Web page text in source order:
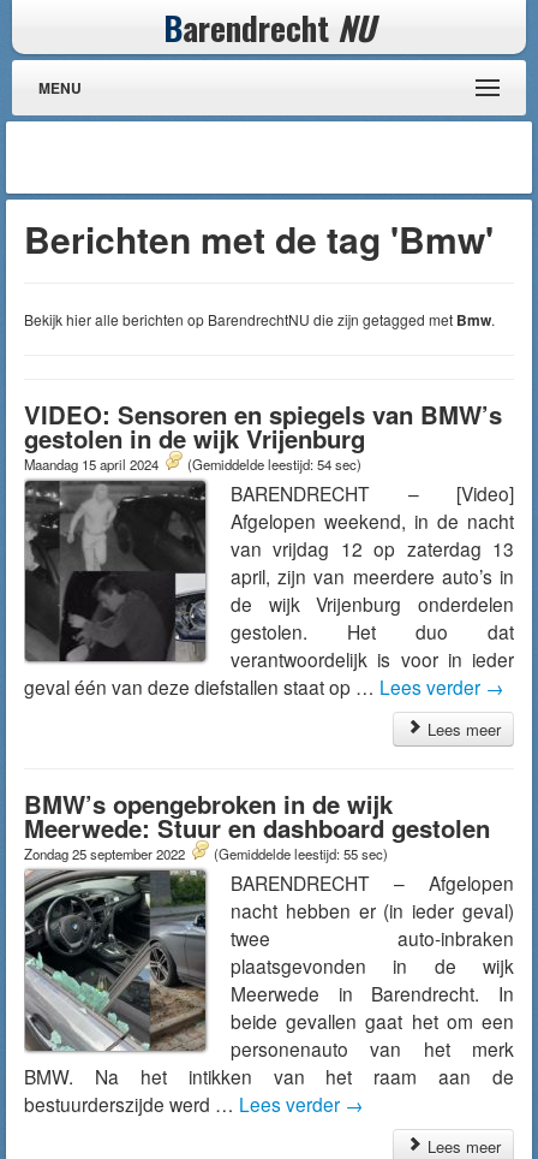
Barendrecht NU
MENU
Berichten met de tag 'Bmw'
Bekijk hier alle berichten op BarendrechtNU die zijn getagged met Bmw.
VIDEO: Sensoren en spiegels van BMW’s
gestolen in de wijk Vrijenburg
Maandag 15 april 2024 (Gemiddelde leestijd: 54 sec)
BARENDRECHT – [Video]
Afgelopen weekend, in de nacht
van vrijdag 12 op zaterdag 13
april, zijn van meerdere auto’s in
de wijk Vrijenburg onderdelen
gestolen. Het duo dat
verantwoordelijk is voor in ieder
geval één van deze diefstallen staat op … Lees verder →
Lees meer
BMW’s opengebroken in de wijk
Meerwede: Stuur en dashboard gestolen
Zondag 25 september 2022 (Gemiddelde leestijd: 55 sec)
BARENDRECHT – Afgelopen
nacht hebben er (in ieder geval)
twee auto-inbraken
plaatsgevonden in de wijk
Meerwede in Barendrecht. In
beide gevallen gaat het om een
personenauto van het merk
BMW. Na het intikken van het raam aan de
bestuurderszijde werd … Lees verder →
Lees meer